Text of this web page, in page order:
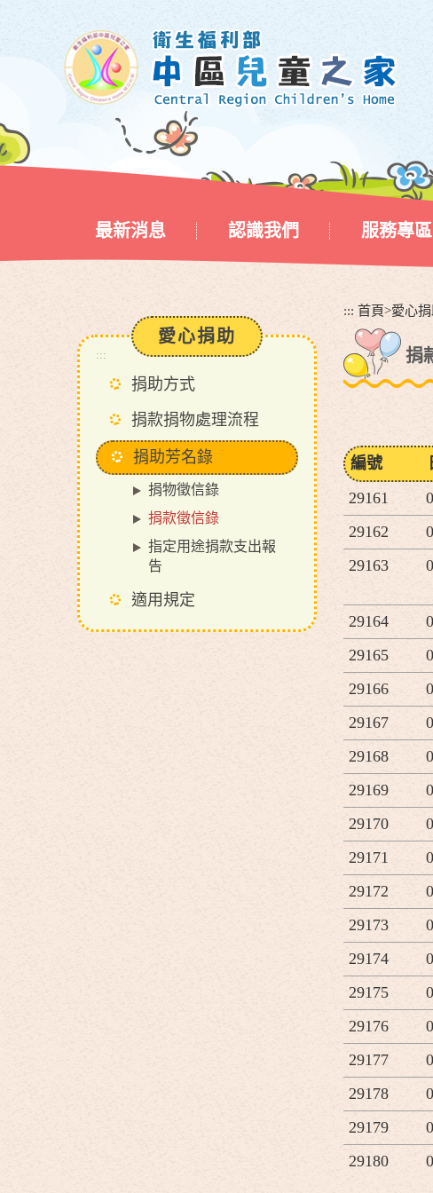
區
塊
最新消息 認識我們 服務專區
:::
愛心捐助
捐助方式
捐款捐物處理流程
捐助芳名錄
捐物徵信錄
捐款徵信錄
指定用途捐款支出報
告
適用規定
::: 首頁>愛心
捐
編號
29161
29162
29163
29164
29165
29166
29167
29168
29169
29170
29171
29172
29173
29174
29175
29176
29177
29178
29179
29180